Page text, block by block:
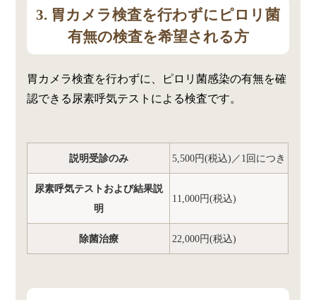
3. 胃カメラ検査を行わずにピロリ菌
有無の検査を希望される方
胃カメラ検査を行わずに、ピロリ菌感染の有無を確
認できる尿素呼気テストによる検査です。
説明受診のみ 5,500円(税込)／1回につき
尿素呼気テストおよび結果説
明
11,000円(税込)
除菌治療 22,000円(税込)